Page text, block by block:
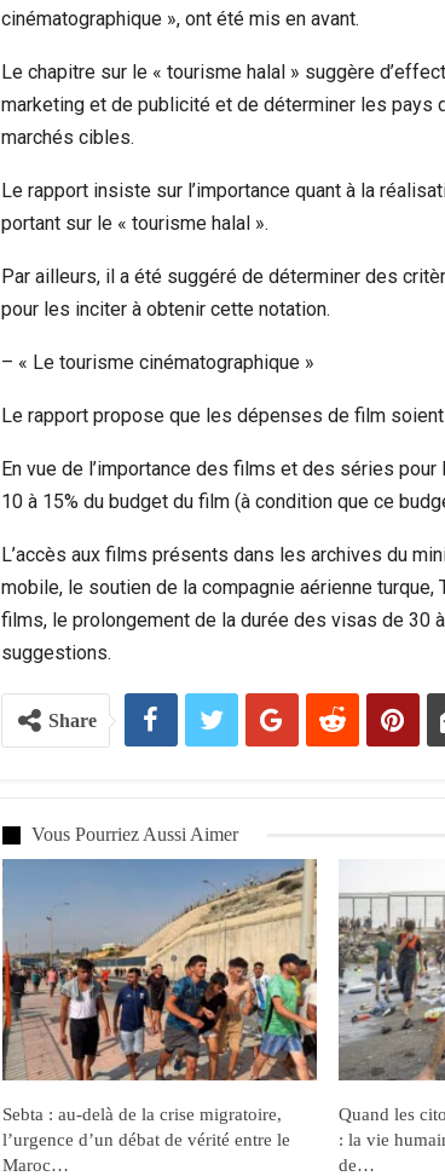
cinématographique », ont été mis en avant.
Le chapitre sur le « tourisme halal » suggère
marketing et de publicité et de déterminer les pays
marchés cibles.
Le rapport insiste sur l’importance quant à la
portant sur le « tourisme halal ».
Par ailleurs, il a été suggéré de déterminer des
pour les inciter à obtenir cette notation.
– « Le tourisme cinématographique »
Le rapport propose que les dépenses de film
En vue de l’importance des films et des séries
10 à 15% du budget du film (à condition que ce
L’accès aux films présents dans les archives du
mobile, le soutien de la compagnie aérienne
films, le prolongement de la durée des visas de 30
suggestions.
Share
Vous Pourriez Aussi Aimer
Sebta : au-delà de la crise migratoire,
l’urgence d’un débat de vérité entre le
Maroc…
Quand les
: la vie
de…